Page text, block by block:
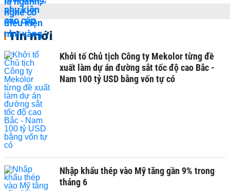
Tin mới
Khởi tố Chủ tịch Công ty Mekolor từng đề
xuất làm dự án đường sắt tốc độ cao Bắc -
Nam 100 tỷ USD bằng vốn tự có
Nhập khẩu thép vào Mỹ tăng gần 9% trong
tháng 6